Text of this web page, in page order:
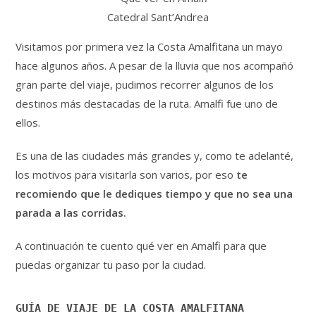
Catedral Sant’Andrea
Visitamos por primera vez la Costa Amalfitana un mayo
hace algunos años. A pesar de la lluvia que nos acompañó
gran parte del viaje, pudimos recorrer algunos de los
destinos más destacadas de la ruta. Amalfi fue uno de
ellos.
Es una de las ciudades más grandes y, como te adelanté,
los motivos para visitarla son varios, por eso te
recomiendo que le dediques tiempo y que no sea una
parada a las corridas.
A continuación te cuento qué ver en Amalfi para que
puedas organizar tu paso por la ciudad.
GUÍA DE VIAJE DE LA COSTA AMALFITANA